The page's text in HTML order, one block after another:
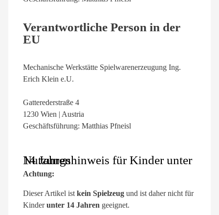
Verantwortliche Person in der
EU
Mechanische Werkstätte Spielwarenerzeugung Ing.
Erich Klein e.U.
Gatterederstraße 4
1230 Wien | Austria
Geschäftsführung: Matthias Pfneisl
Nutzungshinweis für Kinder unter 14 Jahren
Achtung:
Dieser Artikel ist kein Spielzeug und ist daher nicht für
Kinderunter 14 Jahren geeignet.